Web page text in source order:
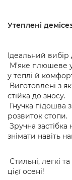
Утеплені
Ідеальний вибір
М’яке плюшеве
у теплі й
Виготовлені з
стійка до зносу.
Гнучка підошва
розвиток стопи.
Зручна
знімати навіть
Стильні, легкі
цієї осені!